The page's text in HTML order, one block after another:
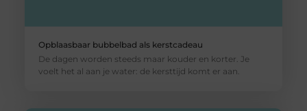
Opblaasbaar bubbelbad als kerstcadeau
De dagen worden steeds maar kouder en korter. Je
voelt het al aan je water: de kersttijd komt er aan.